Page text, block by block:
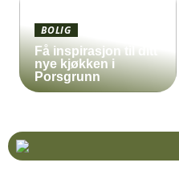
BOLIG
Få inspirasjon til ditt
nye kjøkken i
Porsgrunn